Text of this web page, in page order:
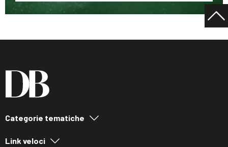
Categorie tematiche
Link veloci